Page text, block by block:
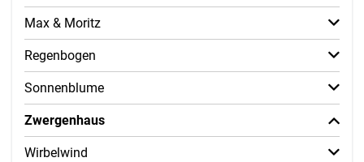
Max & Moritz
Regenbogen
Sonnenblume
Zwergenhaus
Wirbelwind